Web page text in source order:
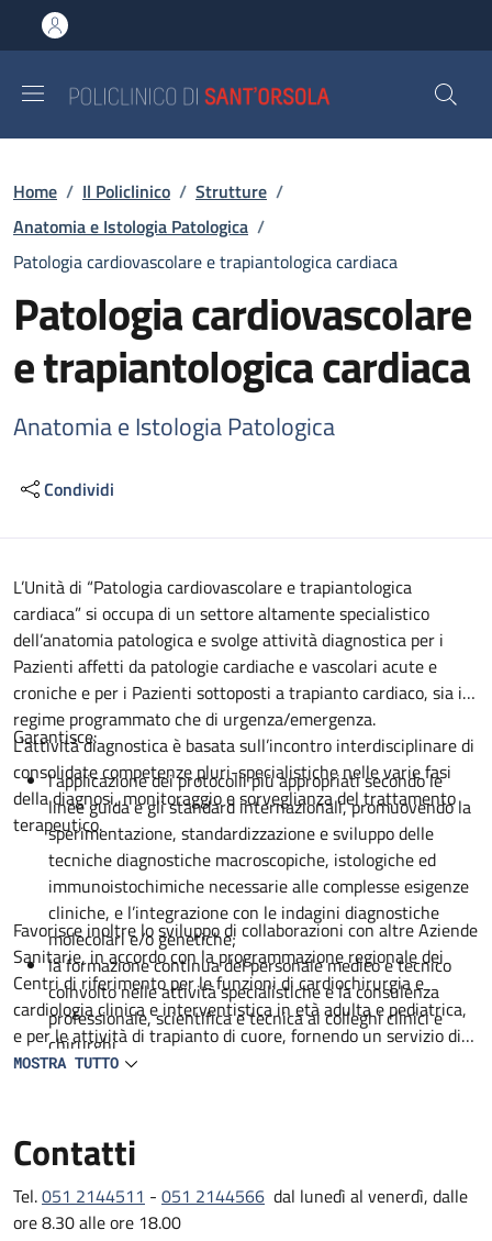
al contenuto principale
to footer content
Briciole di pane
Home / Il Policlinico / Strutture /
Anatomia e Istologia Patologica /
Patologia cardiovascolare e trapiantologica cardiaca
Patologia cardiovascolare
e trapiantologica cardiaca
Anatomia e Istologia Patologica
Condividi
Descrizione
L’Unità di “Patologia cardiovascolare e trapiantologica
cardiaca” si occupa di un settore altamente specialistico
dell’anatomia patologica e svolge attività diagnostica per i
Pazienti affetti da patologie cardiache e vascolari acute e
croniche e per i Pazienti sottoposti a trapianto cardiaco, sia in
regime programmato che di urgenza/emergenza.
L’attività diagnostica è basata sull’incontro interdisciplinare di
consolidate competenze pluri-specialistiche nelle varie fasi
della diagnosi, monitoraggio e sorveglianza del trattamento
terapeutico.
Garantisce:
l’applicazione dei protocolli più appropriati secondo le
linee guida e gli standard internazionali, promuovendo la
sperimentazione, standardizzazione e sviluppo delle
tecniche diagnostiche macroscopiche, istologiche ed
immunoistochimiche necessarie alle complesse esigenze
cliniche, e l’integrazione con le indagini diagnostiche
molecolari e/o genetiche;
la formazione continua del personale medico e tecnico
coinvolto nelle attività specialistiche e la consulenza
professionale, scientifica e tecnica ai colleghi clinici e
chirurghi.
Favorisce inoltre lo sviluppo di collaborazioni con altre Aziende
Sanitarie, in accordo con la programmazione regionale dei
Centri di riferimento per le funzioni di cardiochirurgia e
cardiologia clinica e interventistica in età adulta e pediatrica,
e per le attività di trapianto di cuore, fornendo un servizio di
consulenza specialistica.
nazionali e internazionali sia per quanto attiene alla disciplina
patologica che a quelle cardiologiche e cardiochirurgiche.
MOSTRA TUTTO
Contatti
Tel.051 2144511 - 051 2144566 dal lunedì al venerdì, dalle
ore 8.30 alle ore 18.00